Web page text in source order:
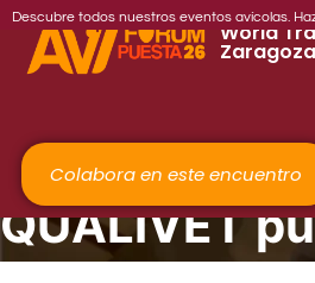
Descubre todos nuestros eventos avícolas.
2026
World
Zaragoza
Colabora en este encuentro
QUALIVET